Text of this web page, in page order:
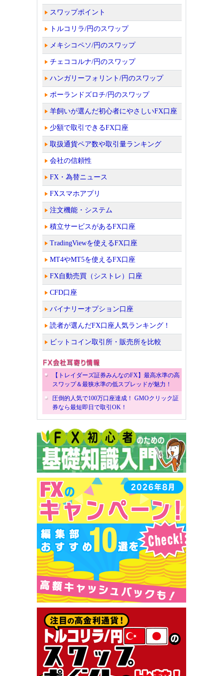
スワップポイント
トルコリラ/円のスワップ
メキシコペソ/円のスワップ
チェココルナ/円のスワップ
ハンガリーフォリント/円のスワップ
ポーランドズロチ/円のスワップ
羊飼いが選んだ初心者にやさしいFX口座
少額で取引できるFX口座
取扱通貨ペア数や取引量ランキング
会社の信頼性
FX・為替ニュース
FXスマホアプリ
注文機能・システム
積立サービスがあるFX口座
TradingViewを使えるFX口座
MT4やMT5を使えるFX口座
FX自動売買（シストレ）口座
CFD口座
バイナリーオプション口座
読者が選んだFX口座人気ランキング！
ビットコイン取引所・販売所を比較
【トレイダーズ証券みんなのFX】最高水準の高
スワップ＆最狭水準の低スプレッドが魅力！
圧倒的人気で100万口座達成！ GMOクリック証
券なら最短即日で取引OK！